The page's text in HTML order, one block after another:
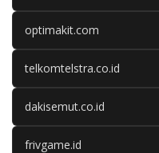
optimakit.com
telkomtelstra.co.id
dakisemut.co.id
frivgame.id